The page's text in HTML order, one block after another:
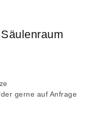
gerne auf Anfrage